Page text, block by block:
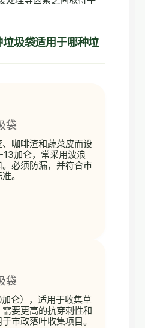
圾袋适用于哪种垃
袋
咖啡渣和蔬菜皮而设
加仑，常采用波浪
必须防漏，并符合市
。
袋
仑），适用于收集草
要更高的抗穿刺性和
市政落叶收集项目。